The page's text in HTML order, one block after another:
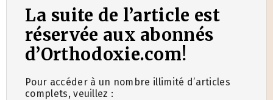
La suite de l’article est
réservée aux abonnés
d’Orthodoxie.com!
Pour accéder à un nombre illimité d’articles
complets, veuillez :